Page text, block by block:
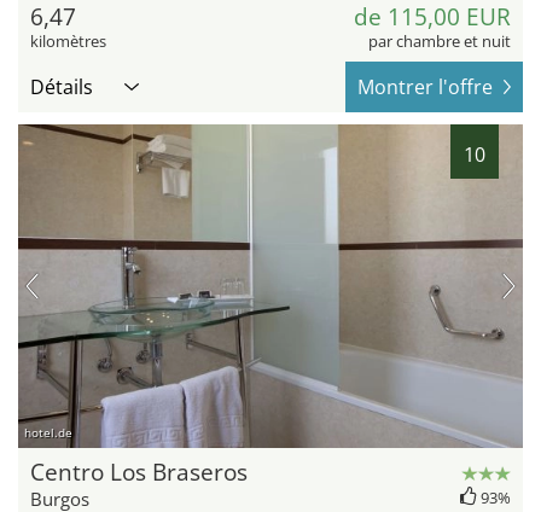
6,47
kilomètres
de 115,00 EUR
par chambre et nuit
Détails Montrer l'offre
10
hotel.de
Centro Los Braseros
Burgos 93%